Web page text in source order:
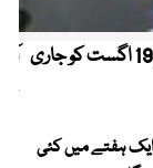
کیریبین پریمیئر لیگ ، قومی کرکٹرز کو این او سی 19 اگست کو جاری
ہفتے میں کئی